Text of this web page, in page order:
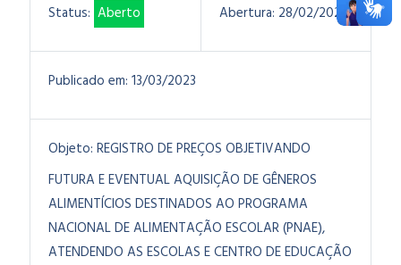
Status: Aberto Abertura: 28/02/2023
Publicado em: 13/03/2023
Objeto: REGISTRO DE PREÇOS OBJETIVANDO
FUTURA E EVENTUAL AQUISIÇÃO DE GÊNEROS
ALIMENTÍCIOS DESTINADOS AO PROGRAMA
NACIONAL DE ALIMENTAÇÃO ESCOLAR (PNAE),
ATENDENDO AS ESCOLAS E CENTRO DE EDUCAÇÃO